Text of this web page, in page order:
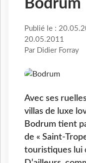
Bodrum
Publié le :
20.05.2011
Par Didier Forray
Avec ses
villas de luxe
Bodrum tient
de « Saint-
touristiques lui